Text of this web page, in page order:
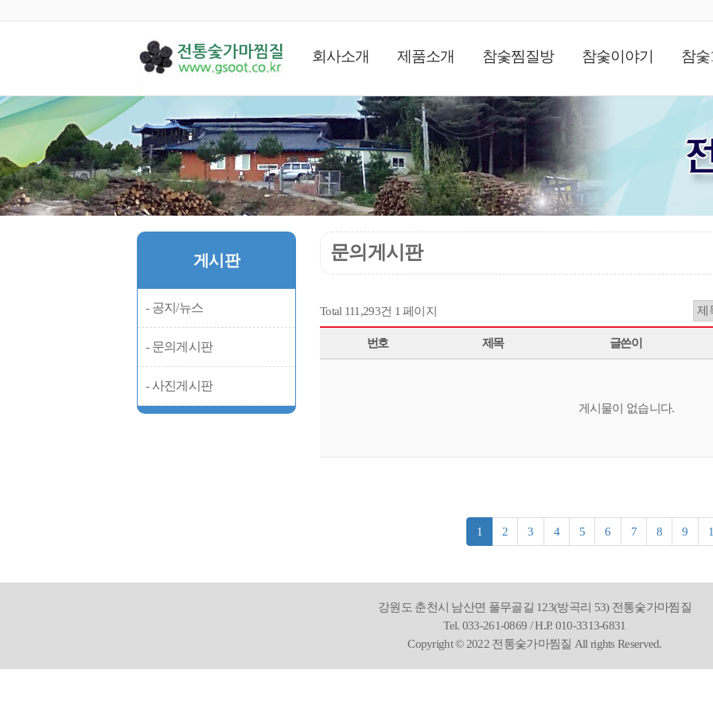
회사소개 제품소개 참숯찜질방 참숯이야기 참숯
게시판
게시판
- 공지/뉴스
- 문의게시판
- 사진게시판
문의게시판
Total 111,293건 1 페이지
번호 제목 글쓴이
게시물이 없습니다.
1 2 3 4 5 6 7 8 9
강원도 춘천시 남산면 풀무골길 123(방곡리 53) 전통숯가마찜질
Tel. 033-261-0869 / H.P. 010-3313-6831
Copyright © 2022 전통숯가마찜질 All rights Reserved.